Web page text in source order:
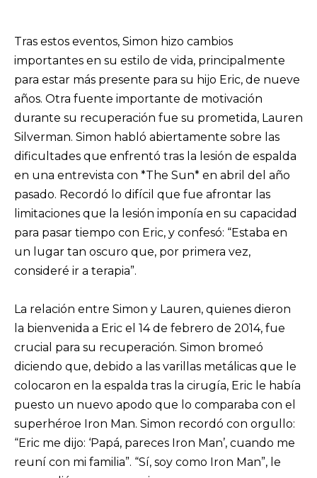
Tras estos eventos, Simon hizo cambios
importantes en su estilo de vida, principalmente
para estar más presente para su hijo Eric, de nueve
años. Otra fuente importante de motivación
durante su recuperación fue su prometida, Lauren
Silverman. Simon habló abiertamente sobre las
dificultades que enfrentó tras la lesión de espalda
en una entrevista con *The Sun* en abril del año
pasado. Recordó lo difícil que fue afrontar las
limitaciones que la lesión imponía en su capacidad
para pasar tiempo con Eric, y confesó: “Estaba en
un lugar tan oscuro que, por primera vez,
consideré ir a terapia”.
La relación entre Simon y Lauren, quienes dieron
la bienvenida a Eric el 14 de febrero de 2014, fue
crucial para su recuperación. Simon bromeó
diciendo que, debido a las varillas metálicas que le
colocaron en la espalda tras la cirugía, Eric le había
puesto un nuevo apodo que lo comparaba con el
superhéroe Iron Man. Simon recordó con orgullo:
“Eric me dijo: ‘Papá, pareces Iron Man’, cuando me
reuní con mi familia”. “Sí, soy como Iron Man”, le